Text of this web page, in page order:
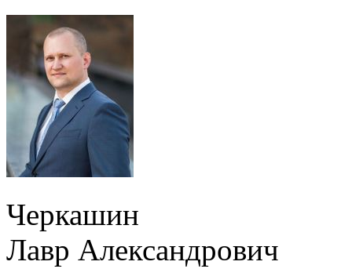
Черкашин
Лавр Александрович